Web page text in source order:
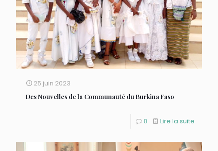
25 juin 2023
Des Nouvelles de la Communauté du Burkina Faso
0 Lire la suite